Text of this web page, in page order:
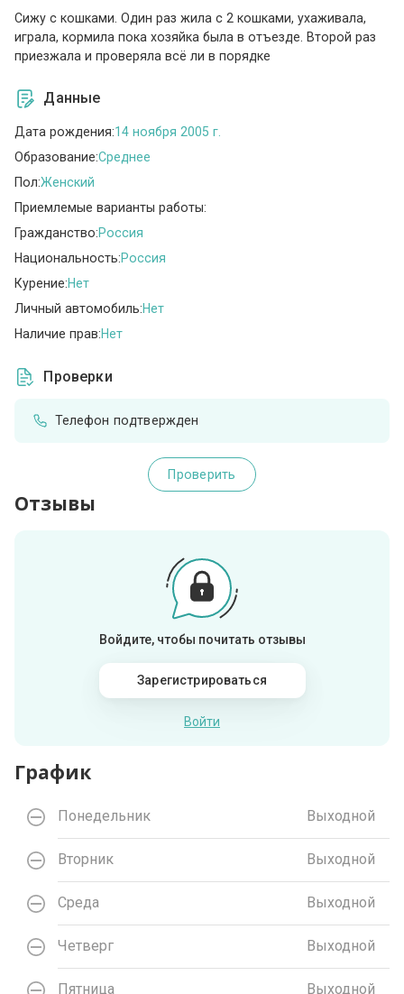
Сижу с кошками. Один раз жила с 2 кошками, ухаживала,
играла, кормила пока хозяйка была в отъезде. Второй раз
приезжала и проверяла всё ли в порядке
Данные
Дата рождения:14 ноября 2005 г.
Образование:Среднее
Пол:Женский
Приемлемые варианты работы:
Гражданство:Россия
Национальность:Россия
Курение:Нет
Личный автомобиль:Нет
Наличие прав:Нет
Проверки
Телефон подтвержден
Проверить
Отзывы
Войдите, чтобы почитать отзывы
Зарегистрироваться
Войти
График
Понедельник Выходной
Вторник Выходной
Среда Выходной
Четверг Выходной
Пятница Выходной